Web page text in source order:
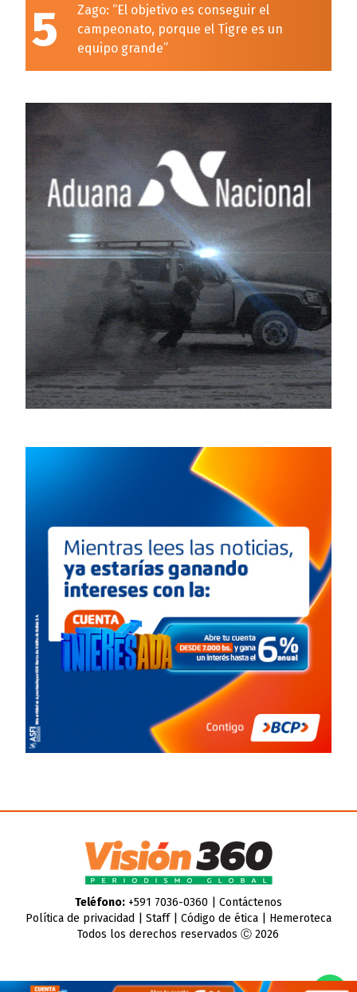
5
Zago: “El objetivo es conseguir el
campeonato, porque el Tigre es un
equipo grande”
Teléfono:+591 7036-0360 | Contáctenos
Política de privacidad
Staff| Código de ética| Hemeroteca
Todos los derechos reservados Ⓒ 2026